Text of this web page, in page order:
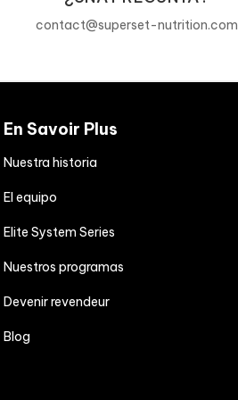
(Panax ginseng
contact@superset-nutrition.com
En Savoir Plus
Nuestra historia
El equipo
Elite System Series
Nuestros programas
Devenir revendeur
Blog